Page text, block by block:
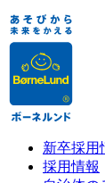
新卒採用
採用情報